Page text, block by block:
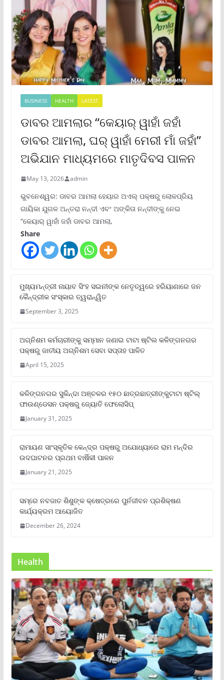
BUSINESS HEALTH LATEST
ଡାବର ଆମଲାର “କେୟାର୍ ୱାହାଁ ଜହାଁ
ଡାବର ଆମଲା, ଘର୍ ୱାହାଁ ମେରୀ ମାଁ ଜହାଁ”
ଅଭିଯାନ ମାଧ୍ୟମରେ ମାତୃଦିବସ ପାଳନ
May 13, 2026 admin
ଭୁବନେଶ୍ୱର: ଡାବର ଆମଲା ହେୟାର ଅଏଲ୍ ପକ୍ଷରୁ ଲୋକପ୍ରିୟ
ଗାୟିକା ଯୁଗଳ ଅନ୍ତରା ନନ୍ଦୀ ଏବଂ ଅଙ୍କିତା ନନ୍ଦୀଙ୍କୁ ନେଇ
“କେୟାର୍ ୱାହାଁ ଜହାଁ ଡାବର ଆମଲା,
Share
ମୁଖ୍ୟମନ୍ତ୍ରୀ ନାୟାବ ସିଂହ ସଇନୀଙ୍କ ନେତୃତ୍ୱରେ ହରିୟାଣାରେ ଜନ
କୈନ୍ଦ୍ରୀକ ସଂସ୍କାର ତ୍ୱରାନ୍ୱିତ
September 3, 2025
ଅଗ୍ନିଶମ କର୍ମଚାରୀଙ୍କୁ ସମ୍ମାନ ଜଣାଇ ଟାଟା ଷ୍ଟିଲ କଳିଙ୍ଗନଗର
ପକ୍ଷରୁ ଜାତୀୟ ଅଗ୍ନିଶମ ସେବା ସପ୍ତାହ ପାଳିତ
April 15, 2025
କଳିଙ୍ଗନଗର ସୁକିନ୍ଦା ଅଞ୍ଚଳର ୧୫୦ ଛାତ୍ରଛାତ୍ରୀଙ୍କୁଟାଟା ଷ୍ଟିଲ୍
ଫାଉଣ୍ଡେସନ ପକ୍ଷରୁ ଜ୍ୟୋତି ଫେଲୋସିପ୍‌
January 31, 2025
ରାମାୟଣ ସାଂସ୍କୃତିକ କେନ୍ଦ୍ର ପକ୍ଷରୁ ଅଯୋଧ୍ୟାରେ ରାମ ମନ୍ଦିର
ଉଦଘାଟନର ପ୍ରଥମ ବାର୍ଷିକୀ ପାଳନ
January 21, 2025
ସମ୍‌ରେ ନବଜାତ ଶିଶୁଙ୍କ କ୍ଷେତ୍ରରେ ପୁର୍ନଜୀବନ ପ୍ରଶିକ୍ଷଣ
କାର୍ଯ୍ୟକ୍ରମ ଆୟୋଜିତ
December 26, 2024
Health